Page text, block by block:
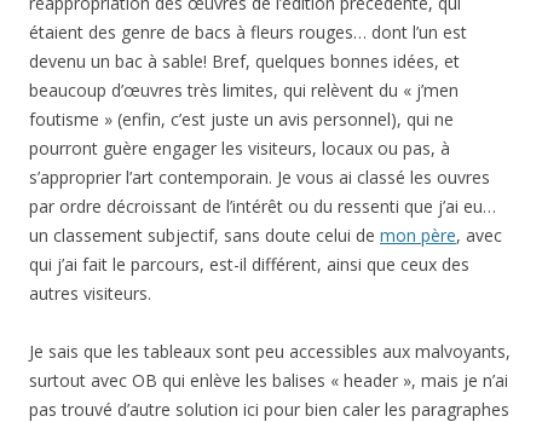
étaient des genre de bacs à fleurs rouges… dont l’un est
devenu un bac à sable! Bref, quelques bonnes idées, et
beaucoup d’œuvres très limites, qui relèvent du « j’men
foutisme » (enfin, c’est juste un avis personnel), qui ne
pourront guère engager les visiteurs, locaux ou pas, à
s’approprier l’art contemporain. Je vous ai classé les ouvres
par ordre décroissant de l’intérêt ou du ressenti que j’ai eu…
un classement subjectif, sans doute celui de mon père, avec
qui j’ai fait le parcours, est-il différent, ainsi que ceux des
autres visiteurs.
Je sais que les tableaux sont peu accessibles aux malvoyants,
surtout avec OB qui enlève les balises « header », mais je n’ai
pas trouvé d’autre solution ici pour bien caler les paragraphes